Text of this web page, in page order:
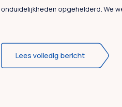
onduidelijkheden opgehelderd. We
Lees volledig bericht